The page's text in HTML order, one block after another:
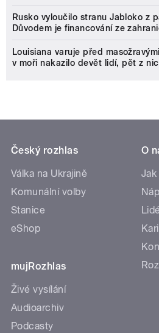
Rusko vyloučilo stranu Jabloko z
Důvodem je financování ze
Louisiana varuje před
v moři nakazilo devět lidí, pět z
Český rozhlas
Válka na Ukrajině
Komunální volby
Stanice
eShop
mujRozhlas
Živé vysílání
Audioarchiv
Podcasty
O
Jak